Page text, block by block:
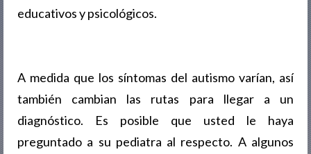
educativos y psicológicos.
A medida que los síntomas del autismo varían, así
también cambian las rutas para llegar a un
diagnóstico. Es posible que usted le haya
preguntado a su pediatra al respecto. A algunos